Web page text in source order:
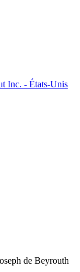
Inc. - États-Unis
de Beyrouth